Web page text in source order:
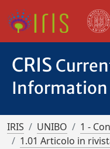
CRIS
Information
IRIS UNIBO
1 -
1.01 Articolo in